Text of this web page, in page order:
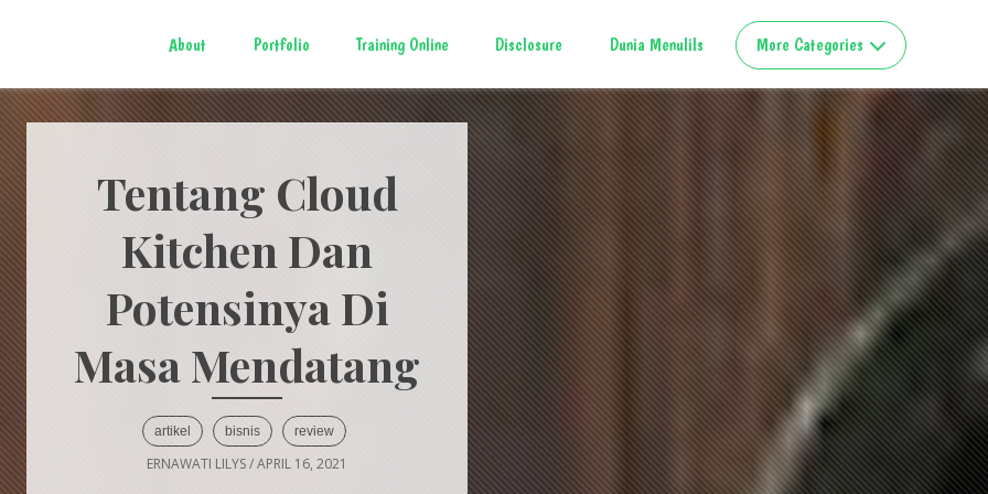
About Portfolio Training Online Disclosure Dunia Menulils More Categories
Tentang Cloud
Kitchen Dan
Potensinya Di
Masa Mendatang
artikel bisnis review
ERNAWATI LILYS/APRIL 16, 2021